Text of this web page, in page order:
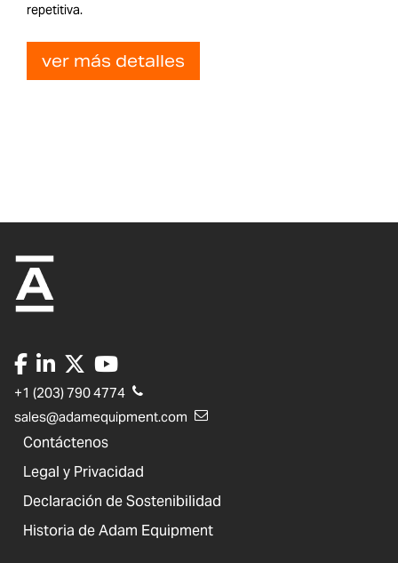
repetitiva.
ver más detalles
+1 (203) 790 4774
sales@adamequipment.com
Contáctenos
Legal y Privacidad
Declaración de Sostenibilidad
Historia de Adam Equipment